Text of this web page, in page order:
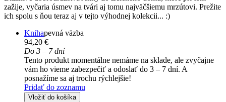
zažije, vyčaria úsmev na tvári aj tomu najväčšiemu mrzútovi. Prežite
ich spolu s ňou teraz aj v tejto výhodnej kolekcii... :)
Knihapevná väzba
94,20 €
Do 3 – 7 dní
Tento produkt momentálne nemáme na sklade, ale zvyčajne
vám ho vieme zabezpečiť a odoslať do 3 – 7 dní. A
posnažíme sa aj trochu rýchlejšie!
Pridať do zoznamu
Vložiť do košíka